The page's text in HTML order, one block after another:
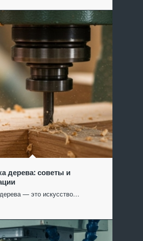
дерева: советы и
— это искусство…